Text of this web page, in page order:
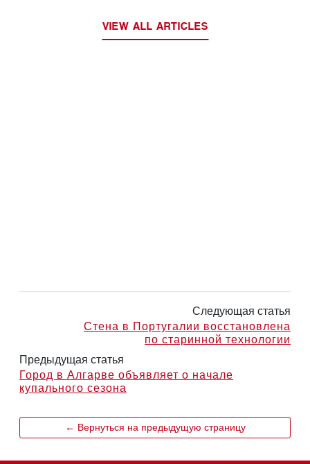
VIEW ALL ARTICLES
Следующая статья
Стена в Португалии восстановлена
по старинной технологии
Предыдущая статья
Город в Алгарве объявляет о начале
купального сезона
← Вернуться на предыдущую страницу